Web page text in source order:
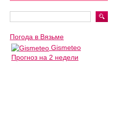
Погода в Вязьме
Gismeteo
Прогноз на 2 недели